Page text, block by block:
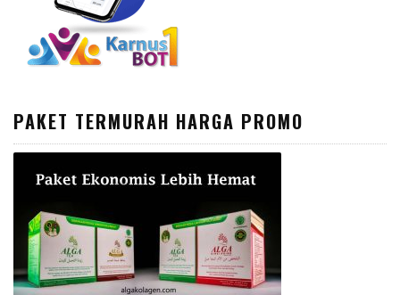
PAKET TERMURAH HARGA PROMO